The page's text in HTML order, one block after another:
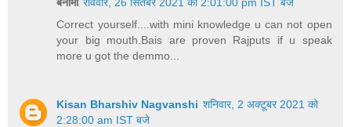
Correct yourself....with mini knowledge u can not open
your big mouth.Bais are proven Rajputs if u speak
more u got the demmo...
Kisan Bharshiv Nagvanshi शनिवार, 2 अक्टूबर 2021 को
2:28:00 am IST बजे